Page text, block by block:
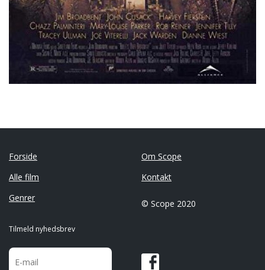
Forside
Alle film
Genrer
Om Scope
Kontakt
© Scope 2020
Tilmeld nyhedsbrev